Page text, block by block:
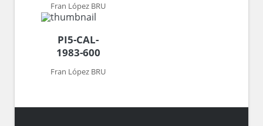
Fran López BRU
PI5-CAL-
1983-600
Fran López BRU